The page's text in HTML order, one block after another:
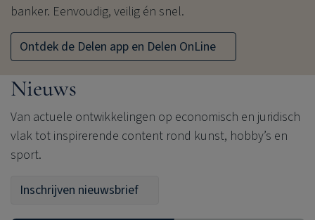
banker. Eenvoudig, veilig én snel.
Ontdek de Delen app en Delen OnLine
Nieuws
Van actuele ontwikkelingen op economisch en juridisch
vlak tot inspirerende content rond kunst, hobby’s en
sport.
Inschrijven nieuwsbrief